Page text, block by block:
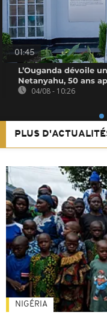
01:45
L’Ouganda dévoile
Netanyahu, 50 ans
04/08 - 10:26
PLUS
NIGÉRIA